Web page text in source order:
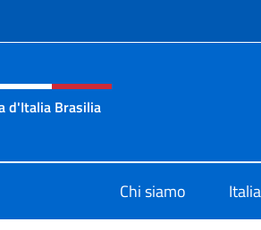
social e menù
d'Italia Brasilia
Chi siamo